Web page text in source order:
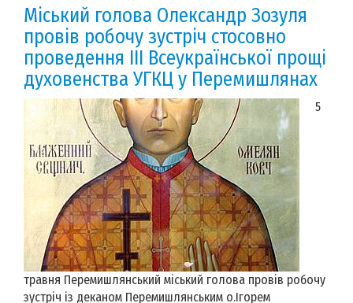
Міський голова Олександр Зозуля
провів робочу зустріч стосовно
проведення ІІІ Всеукраїнської прощі
духовенства УГКЦ у Перемишлянах
5
травня Перемишлянський міський голова провів робочу
зустріч із деканом Перемишлянським о.Ігорем